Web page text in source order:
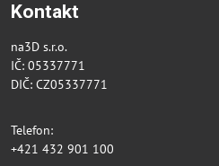
Kontakt
na3D s.r.o.
IČ: 05337771
DIČ: CZ05337771
Telefon:
+421 432 901 100